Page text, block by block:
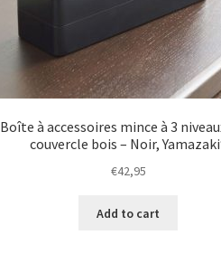
Boîte à accessoires mince à 3
couvercle bois – Noir,
€42,95
Add to cart